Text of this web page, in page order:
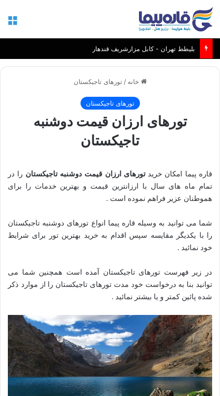
بلیطط تهران - کابل مزارشریف قندهار
خانه / تورهای تاجیکستان
تورهای تاجیکستان
تورهای ارزان قیمت دوشنبه
تاجیکستان
قاره پیما امکان خریدتورهای ارزان قیمت دوشنبه تاجیکستان را در
تمام ماه های سال با ارزانترین قیمت و بهترین خدمات را برای
هموطنان عزیر فراهم نموده است .
شما می توانید به وسیله قاره پیما انواع تورهای دوشنبه تاجیکستان
را با یکدیگر مقایسه سپس اقدام به خرید بهترین تور برای شرایط
خود نمائید .
در زیر فهرست تورهای تاجیکستان آمده است همچنین شما می
توانید بنا به درخواست خود مدت تورهای تاجیکستان را از موارد ذکر
شده پائین کمتر و یا بیشتر نمائید .